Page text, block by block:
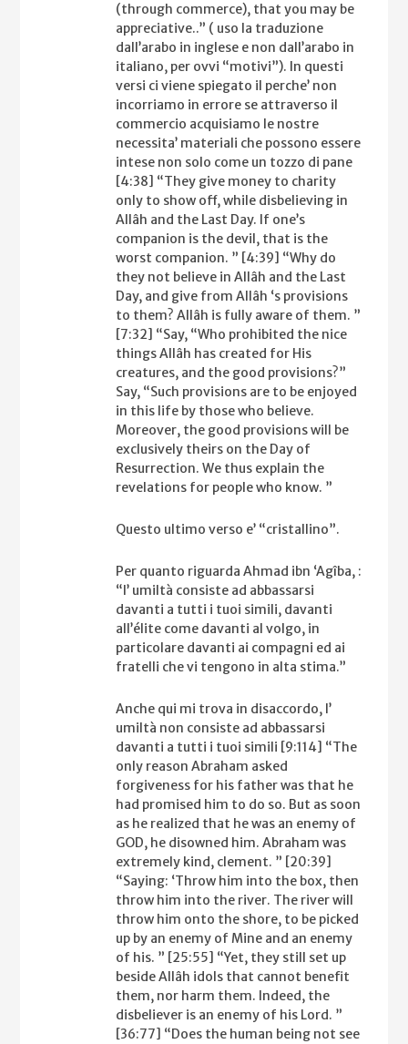
(through commerce), that you may be
appreciative..” ( uso la traduzione
dall’arabo in inglese e non dall’arabo in
italiano, per ovvi “motivi”). In questi
versi ci viene spiegato il perche’ non
incorriamo in errore se attraverso il
commercio acquisiamo le nostre
necessita’ materiali che possono essere
intese non solo come un tozzo di pane
[4:38] “They give money to charity
only to show off, while disbelieving in
Allâh and the Last Day. If one’s
companion is the devil, that is the
worst companion. ” [4:39] “Why do
they not believe in Allâh and the Last
Day, and give from Allâh ‘s provisions
to them? Allâh is fully aware of them. ”
[7:32] “Say, “Who prohibited the nice
things Allâh has created for His
creatures, and the good provisions?”
Say, “Such provisions are to be enjoyed
in this life by those who believe.
Moreover, the good provisions will be
exclusively theirs on the Day of
Resurrection. We thus explain the
revelations for people who know. ”
Questo ultimo verso e’ “cristallino”.
Per quanto riguarda Ahmad ibn ‘Agîba, :
“l’ umiltà consiste ad abbassarsi
davanti a tutti i tuoi simili, davanti
all’élite come davanti al volgo, in
particolare davanti ai compagni ed ai
fratelli che vi tengono in alta stima.”
Anche qui mi trova in disaccordo, l’
umiltà non consiste ad abbassarsi
davanti a tutti i tuoi simili [9:114] “The
only reason Abraham asked
forgiveness for his father was that he
had promised him to do so. But as soon
as he realized that he was an enemy of
GOD, he disowned him. Abraham was
extremely kind, clement. ” [20:39]
“Saying: ‘Throw him into the box, then
throw him into the river. The river will
throw him onto the shore, to be picked
up by an enemy of Mine and an enemy
of his. ” [25:55] “Yet, they still set up
beside Allâh idols that cannot benefit
them, nor harm them. Indeed, the
disbeliever is an enemy of his Lord. ”
[36:77] “Does the human being not see